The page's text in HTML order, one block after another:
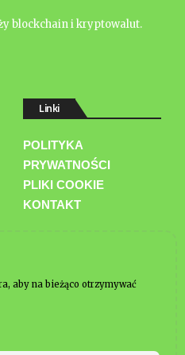
blockchain i kryptowalut.
Linki
POLITYKA
PRYWATNOŚCI
PLIKI COOKIE
KONTAKT
aby na bieżąco otrzymywać